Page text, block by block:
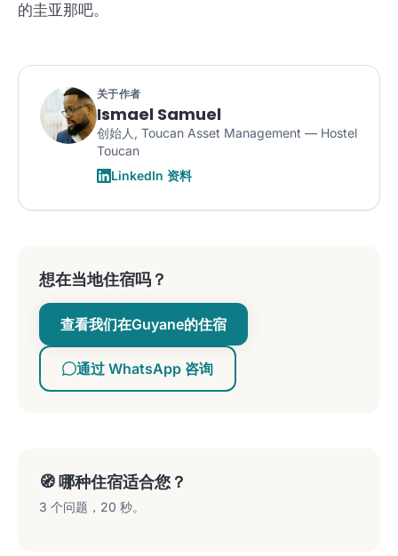
的圭亚那吧。
关于作者
Ismael Samuel
创始人, Toucan Asset Management — Hostel
Toucan
LinkedIn 资料
想在当地住宿吗？
查看我们在Guyane的住宿
通过 WhatsApp 咨询
🧭 哪种住宿适合您？
3 个问题，20 秒。